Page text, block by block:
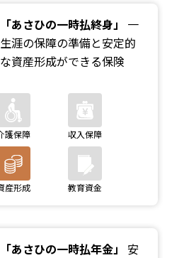
「あさひの一時払終身」
一
生涯の保障の準備と安定的
な資産形成ができる保険
「あさひの一時払年金」 安